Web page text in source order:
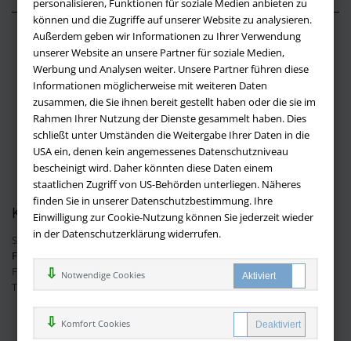
personalisieren, Funktionen für soziale Medien anbieten zu
können und die Zugriffe auf unserer Website zu analysieren.
Außerdem geben wir Informationen zu Ihrer Verwendung
unserer Website an unsere Partner für soziale Medien,
Werbung und Analysen weiter. Unsere Partner führen diese
Informationen möglicherweise mit weiteren Daten
zusammen, die Sie ihnen bereit gestellt haben oder die sie im
Rahmen Ihrer Nutzung der Dienste gesammelt haben. Dies
schließt unter Umständen die Weitergabe Ihrer Daten in die
USA ein, denen kein angemessenes Datenschutzniveau
bescheinigt wird. Daher könnten diese Daten einem
staatlichen Zugriff von US-Behörden unterliegen. Näheres
finden Sie in unserer Datenschutzbestimmung. Ihre
Einwilligung zur Cookie-Nutzung können Sie jederzeit wieder
in der Datenschutzerklärung widerrufen.
Notwendige Cookies
Komfort Cookies
Über buchversandmimpf2000.de
Impressum
Versandbedingungen
Widerruf
Batteriehinweis
AGB
Datenschutz
Kontakt
Sie haben Fragen?Hier finden Sie Antworten auf häufig gestellte
Fragen.
Fragen per E-Mail:info@buchversandmimpf2000.de
Telefon: +49 (0)9209 20 23 188
Ihre Vorteile bei uns
Kostenloser Versand innerhalb Deutschlands